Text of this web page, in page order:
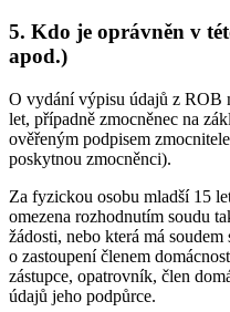
5. Kdo je oprávněn v
apod.)
O vydání výpisu údajů z ROB
let, případně zmocněnec na
ověřeným podpisem
poskytnou zmocněnci).
Za fyzickou osobu mladší 15
omezena rozhodnutím soudu
žádosti, nebo která má
o zastoupení členem
zástupce, opatrovník, člen
údajů jeho podpůrce.